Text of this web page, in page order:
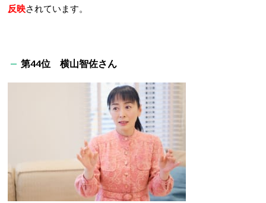
反映されています。
第44位 横山智佐さん